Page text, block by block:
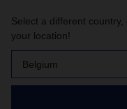
Select a different
your location!
Belgium